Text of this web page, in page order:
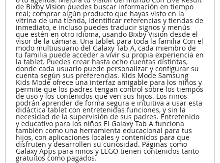
de Bixby Vision puedes buscar información en tiempo
real; comprar algún producto que hayas visto en la
vitrina de una tienda, identificar referencias y tiendas de
inmediato, e incluso puedes traducir signos y menús
que estén en otro idioma, usando Bixby Vision desde el
visor de la cámara. Una tablet para toda la familia Con el
modo multiusuario del Galaxy Tab A, cada miembro de
tu familia puede acceder a vivir su propia experiencia en
la tablet. Puedes crear hasta ocho cuentas distintas,
donde cada usuario puede personalizar y configurar su
cuenta según sus preferencias. Kids Mode Samsung
Kids Mode ofrece una interfaz amigable para los niños y
permite que los padres tengan control sobre los tiempos
de uso y los contenidos que ven sus hijos. Los niños
podrán aprender de forma segura e intuitiva a usar esta
didáctica tablet con entretenidas funciones, y sin la
necesidad de la supervisión de sus padres. Entretenido
y educativo para los niños El Galaxy Tab A funciona
también como una herramienta educacional para tus
hijos, con aplicaciones locales y contenidos para que
disfruten y desarrollen su curiosidad. Páginas como
Galaxy Apps para niños y LEGO tienen contenidos tanto
gratuitos como pagados.